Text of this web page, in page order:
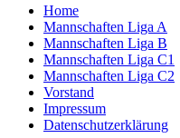
Home
Mannschaften Liga A
Mannschaften Liga B
Mannschaften Liga C1
Mannschaften Liga C2
Vorstand
Impressum
Datenschutzerklärung